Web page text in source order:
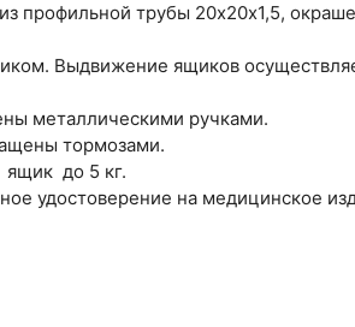
профильной трубы 20х20х1,5,
Выдвижение ящиков
металлическими ручками.
тормозами.
ящик до 5 кг.
удостоверение на медицинское